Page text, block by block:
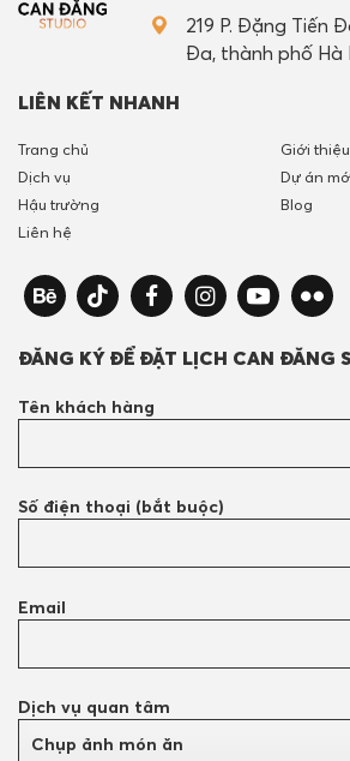
219 P. Đặng Tiến
Đa, thành phố Hà
LIÊN KẾT NHANH
Trang chủ
Giới thiệu
Dịch vụ
Dự án
Hậu trường
Blog
Liên hệ
ĐĂNG KÝ ĐỂ ĐẶT LỊCH CAN ĐĂNG
Tên khách hàng
Số điện thoại (bắt buộc)
Email
Dịch vụ quan tâm